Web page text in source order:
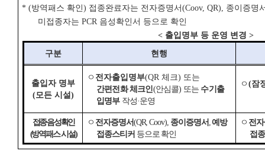
* (방역패스 확인) 접종완료자는 전자증명서(Coov, QR), 종이증명
미접종자는 PCR 음성확인서 등으로 확인
< 출입명부 등 운영 변경 >
구분 현행
출입자 명부
(모든 시설)
ㅇ 전자출입명부(QR 체크) 또는
간편전화 체크인(안심콜) 또는 수기출
입명부 작성·운영
ㅇ (잠
접종·음성 확인
(방역패스 시설)
ㅇ 전자증명서(QR, Coov), 종이증명서 ,예방
접종스티커 등으로 확인
ㅇ 전
접